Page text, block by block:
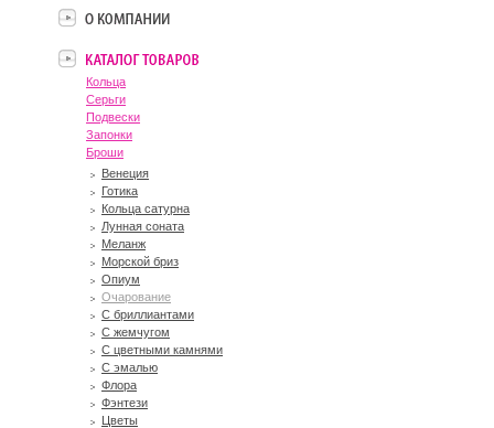
Кольца
Серьги
Подвески
Запонки
Броши
Венеция
Готика
Кольца сатурна
Лунная соната
Меланж
Морской бриз
Опиум
Очарование
С бриллиантами
С жемчугом
С цветными камнями
С эмалью
Флора
Фэнтези
Цветы